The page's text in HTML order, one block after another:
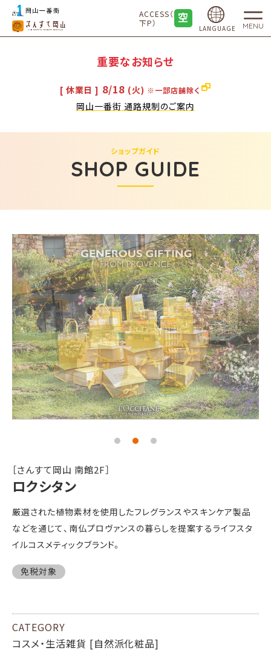
ACCESS（地
下P）
LANGUAGE MENU
重要なお知らせ
[ 休業日 ] 8/18 (火) ※一部店舗除く
岡山一番街 通路規制のご案内
SHOP GUIDE
ショップガイド
［さんすて岡山 南館2F］
ロクシタン
厳選された植物素材を使用したフレグランスやスキンケア製品
などを通じて、南仏プロヴァンスの暮らしを提案するライフスタ
イルコスメティックブランド。
免税対象
CATEGORY
コスメ・生活雑貨 [自然派化粧品]